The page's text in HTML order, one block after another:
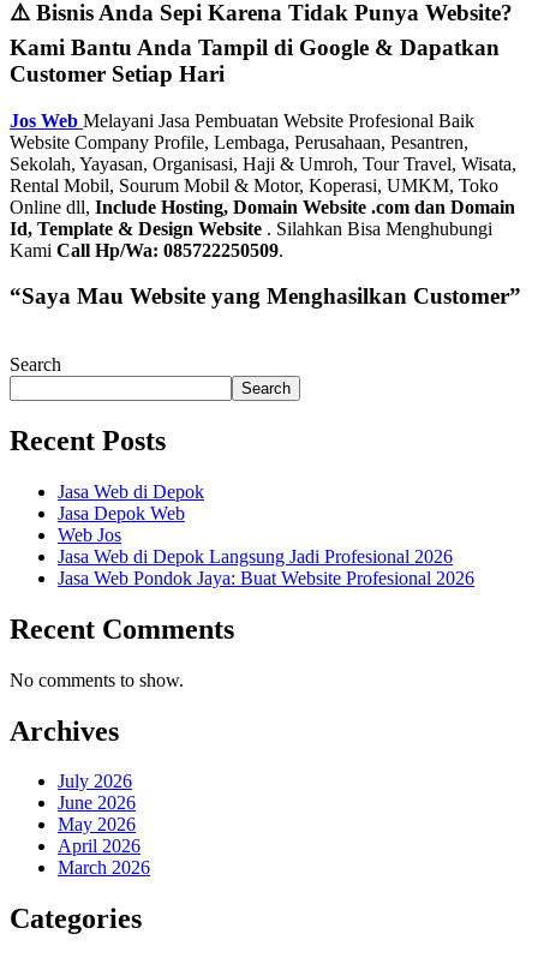
⚠️ Bisnis Anda Sepi Karena Tidak Punya Website?
Kami Bantu Anda Tampil di Google & Dapatkan
Customer Setiap Hari
Jos Web Melayani Jasa Pembuatan Website Profesional Baik
Website Company Profile, Lembaga, Perusahaan, Pesantren,
Sekolah, Yayasan, Organisasi, Haji & Umroh, Tour Travel, Wisata,
Rental Mobil, Sourum Mobil & Motor, Koperasi, UMKM, Toko
Online dll, Include Hosting, Domain Website .com dan Domain
Id, Template & Design Website . Silahkan Bisa Menghubungi
Kami Call Hp/Wa: 085722250509.
“Saya Mau Website yang Menghasilkan Customer”
Search
Search
Recent Posts
Jasa Web di Depok
Jasa Depok Web
Web Jos
Jasa Web di Depok Langsung Jadi Profesional 2026
Jasa Web Pondok Jaya: Buat Website Profesional 2026
Recent Comments
No comments to show.
Archives
July 2026
June 2026
May 2026
April 2026
March 2026
Categories